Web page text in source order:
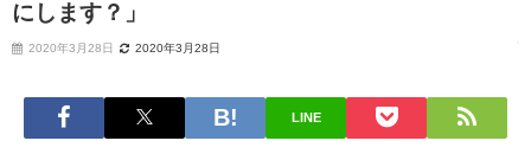
にします？」
2020年3月28日 2020年3月28日
LINE